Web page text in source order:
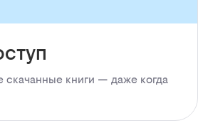
скачанные книги — даже когда